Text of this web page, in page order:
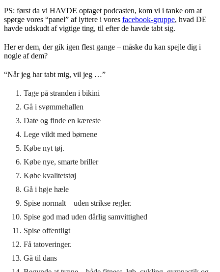
PS: først da vi HAVDE optaget podcasten, kom vi i tanke om at
spørge vores “panel” af lyttere i vores facebook-gruppe, hvad DE
havde udskudt af vigtige ting, til efter de havde tabt sig.
Her er dem, der gik igen flest gange – måske du kan spejle dig i
nogle af dem?
“Når jeg har tabt mig, vil jeg …”
Tage på stranden i bikini
Gå i svømmehallen
Date og finde en kæreste
Lege vildt med børnene
Købe nyt tøj.
Købe nye, smarte briller
Købe kvalitetstøj
Gå i høje hæle
Spise normalt – uden strikse regler.
Spise god mad uden dårlig samvittighed
Spise offentligt
Få tatoveringer.
Gå til dans